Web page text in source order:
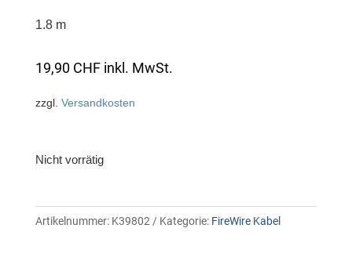
1.8 m
19,90 CHF inkl. MwSt.
zzgl. Versandkosten
Nicht vorrätig
Artikelnummer: K39802 Kategorie: FireWire Kabel